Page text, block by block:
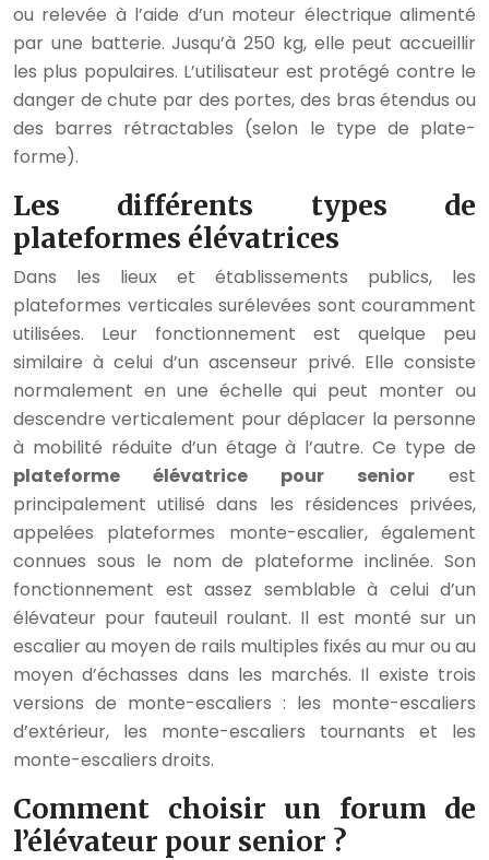
ou relevée à l’aide d’un moteur électrique alimenté
par une batterie. Jusqu’à 250 kg, elle peut accueillir
les plus populaires. L’utilisateur est protégé contre le
danger de chute par des portes, des bras étendus ou
des barres rétractables (selon le type de plate-
forme).
Les différents types de
plateformes élévatrices
Dans les lieux et établissements publics, les
plateformes verticales surélevées sont couramment
utilisées. Leur fonctionnement est quelque peu
similaire à celui d’un ascenseur privé. Elle consiste
normalement en une échelle qui peut monter ou
descendre verticalement pour déplacer la personne
à mobilité réduite d’un étage à l’autre. Ce type de
plateforme élévatrice pour senior est
principalement utilisé dans les résidences privées,
appelées plateformes monte-escalier, également
connues sous le nom de plateforme inclinée. Son
fonctionnement est assez semblable à celui d’un
élévateur pour fauteuil roulant. Il est monté sur un
escalier au moyen de rails multiples fixés au mur ou au
moyen d’échasses dans les marchés. Il existe trois
versions de monte-escaliers : les monte-escaliers
d’extérieur, les monte-escaliers tournants et les
monte-escaliers droits.
Comment choisir un forum de
l’élévateur pour senior ?